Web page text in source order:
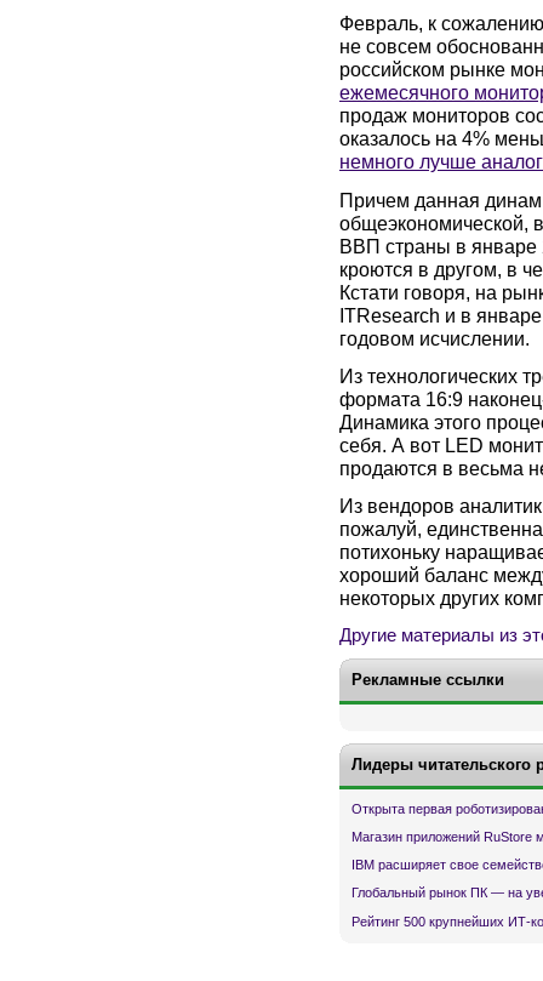
Февраль, к
не совсем
российском рынке
ежемесячного
продаж мониторов
оказалось на 4%
немного лучше
Причем данная
общеэкономической,
ВВП страны в январе
кроются в другом, в
Кстати говоря, на
ITResearch и в
годовом исчислении.
Из технологических
формата 16:9
Динамика этого
себя. А вот LED
продаются в весьма
Из вендоров
пожалуй,
потихоньку
хороший баланс
некоторых других
Другие материалы из
Рекламные ссылки
Лидеры читательского
Открыта первая
Магазин приложений RuStore
IBM расширяет свое
Глобальный рынок ПК — на
Рейтинг 500 крупнейших ИТ-